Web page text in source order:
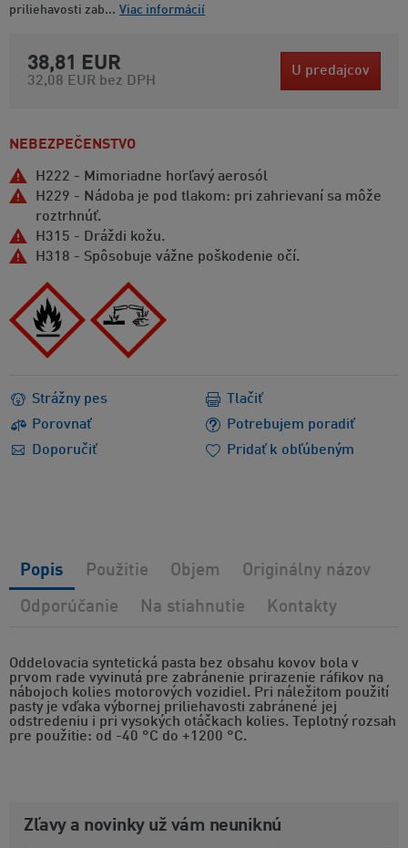
priliehavosti zab... Viac informácií
38,81 EUR
32,08 EUR bez DPH
U predajcov
H222 - Mimoriadne horľavý aerosól
H229 - Nádoba je pod tlakom: pri zahrievaní sa môže
roztrhnúť.
H315 - Dráždi kožu.
H318 - Spôsobuje vážne poškodenie očí.
NEBEZPEČENSTVO
Strážny pes
Porovnať
Potrebujem poradiť
Doporučiť
Tlačiť
Pridať k obľúbeným
Oddelovacia syntetická pasta bez obsahu kovov bola v
prvom rade vyvinutá pre zabránenie prirazenie ráfikov na
nábojoch kolies motorových vozidiel. Pri náležitom použití
pasty je vďaka výbornej priliehavosti zabránené jej
odstredeniu i pri vysokých otáčkach kolies. Teplotný rozsah
pre použitie: od -40 °C do +1200 °C.
Popis Použitie Objem Originálny názov
Odporúčanie Na stiahnutie Kontakty
Zľavy a novinky už vám neuniknú